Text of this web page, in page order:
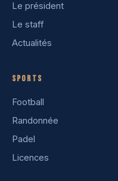
Le président
Le staff
Actualités
Sports
Football
Randonnée
Padel
Licences